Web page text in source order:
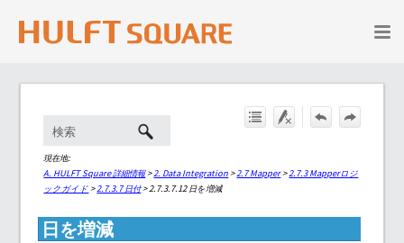
メイン コンテンツにスキップ
現在地:
A. HULFT Square 詳細情報>2. Data Integration>2.7 Mapper>2.7.3 Mapperロジ
ックガイド>2.7.3.7 日付>2.7.3.7.12 日を増減
日を増減